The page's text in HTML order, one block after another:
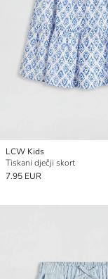
LCW Kids
Tiskani dječji skort
7.95 EUR